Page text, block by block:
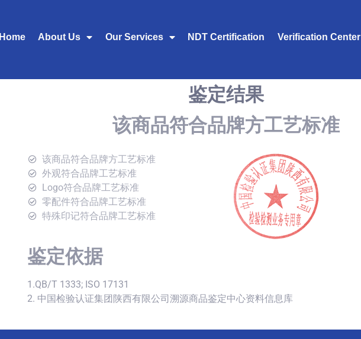
Home About Us Our Services NDT Certification Verification Center
鉴定结果
该商品符合品牌方工艺标准
该商品符合品牌方工艺标准
外观符合品牌工艺标准
Logo符合品牌工艺标准
零配件符合品牌工艺标准
特殊印记符合品牌工艺标准
鉴定依据
1.QB/T 1333; ISO 17131
2. 中国检验认证集团陕西有限公司溯源商品鉴定中心资料信息库